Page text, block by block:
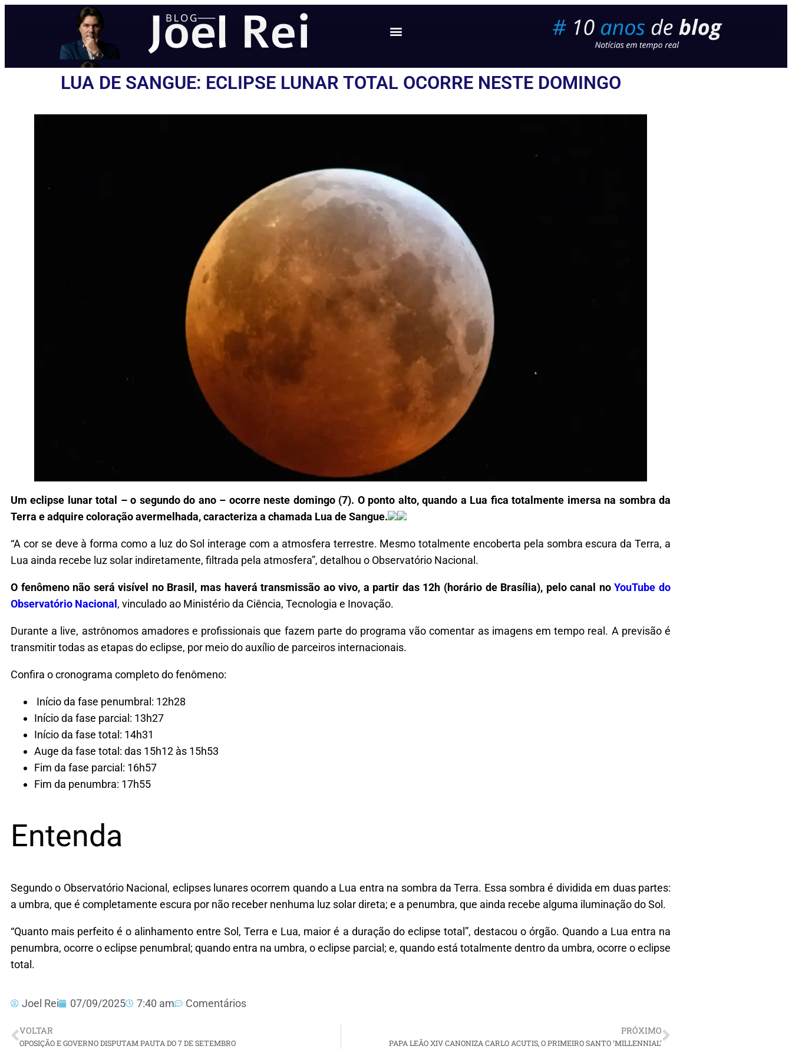
LUA DE SANGUE: ECLIPSE LUNAR TOTAL OCORRE NESTE DOMINGO
Um eclipse lunar total – o segundo do ano – ocorre neste domingo (7). O ponto alto, quando a Lua fica totalmente imersa na sombra da
Terra e adquire coloração avermelhada, caracteriza a chamada Lua de Sangue.
“A cor se deve à forma como a luz do Sol interage com a atmosfera terrestre. Mesmo totalmente encoberta pela sombra escura da Terra, a
Lua ainda recebe luz solar indiretamente, filtrada pela atmosfera”, detalhou o Observatório Nacional.
O fenômeno não será visível no Brasil, mas haverá transmissão ao vivo, a partir das 12h (horário de Brasília), pelo canal noYouTube do
Observatório Nacional, vinculado ao Ministério da Ciência, Tecnologia e Inovação.
Durante a live, astrônomos amadores e profissionais que fazem parte do programa vão comentar as imagens em tempo real. A previsão é
transmitir todas as etapas do eclipse, por meio do auxílio de parceiros internacionais.
Confira o cronograma completo do fenômeno:
Início da fase penumbral: 12h28
Início da fase parcial: 13h27
Início da fase total: 14h31
Auge da fase total: das 15h12 às 15h53
Fim da fase parcial: 16h57
Fim da penumbra: 17h55
Entenda
Segundo o Observatório Nacional, eclipses lunares ocorrem quando a Lua entra na sombra da Terra. Essa sombra é dividida em duas partes:
a umbra, que é completamente escura por não receber nenhuma luz solar direta; e a penumbra, que ainda recebe alguma iluminação do Sol.
“Quanto mais perfeito é o alinhamento entre Sol, Terra e Lua, maior é a duração do eclipse total”, destacou o órgão. Quando a Lua entra na
penumbra, ocorre o eclipse penumbral; quando entra na umbra, o eclipse parcial; e, quando está totalmente dentro da umbra, ocorre o eclipse
total.
Joel Rei 07/09/2025 7:40 am Comentários
VOLTAR
OPOSIÇÃO E GOVERNO DISPUTAM PAUTA DO 7 DE SETEMBRO
PRÓXIMO
PAPA LEÃO XIV CANONIZA CARLO ACUTIS, O PRIMEIRO SANTO ‘MILLENNIAL’